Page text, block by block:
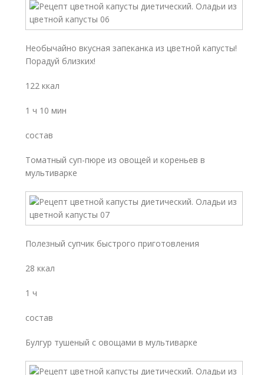
Необычайно вкусная запеканка из цветной капусты!
Порадуй близких!
122 ккал
1 ч 10 мин
состав
Томатный суп-пюре из овощей и кореньев в
мультиварке
Полезный супчик быстрого приготовления
28 ккал
1 ч
состав
Булгур тушеный с овощами в мультиварке